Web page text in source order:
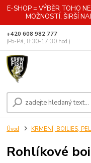
E-SHOP = VÝBĚR TOHO
MOŽNOSTÍ, ŠIRŠÍ
+420 608 982 777
(Po-Pá, 8:30-17:30 hod.)
Úvod KRMENÍ, BOILIES,
Rohlíkové